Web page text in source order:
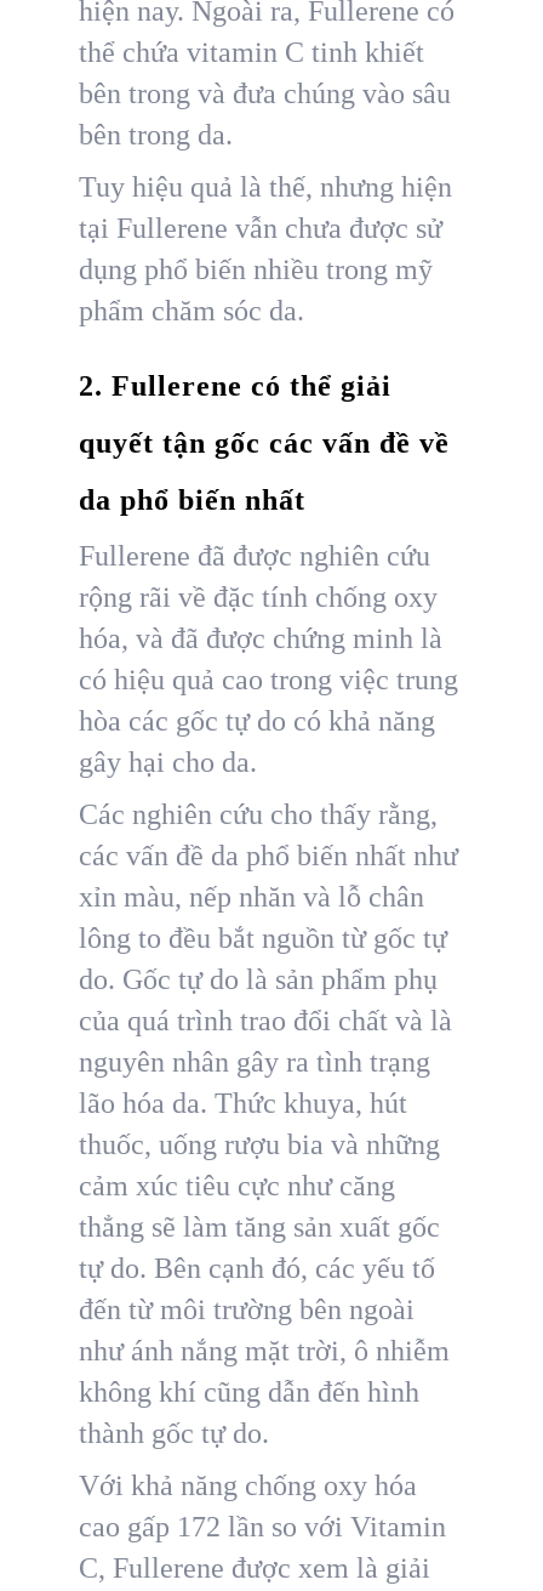
hiện nay. Ngoài ra, Fullerene có
thể chứa vitamin C tinh khiết
bên trong và đưa chúng vào sâu
bên trong da.
Tuy hiệu quả là thế, nhưng hiện
tại Fullerene vẫn chưa được sử
dụng phổ biến nhiều trong mỹ
phẩm chăm sóc da.
2. Fullerene có thể giải
quyết tận gốc các vấn đề về
da phổ biến nhất
Fullerene đã được nghiên cứu
rộng rãi về đặc tính chống oxy
hóa, và đã được chứng minh là
có hiệu quả cao trong việc trung
hòa các gốc tự do có khả năng
gây hại cho da.
Các nghiên cứu cho thấy rằng,
các vấn đề da phổ biến nhất như
xỉn màu, nếp nhăn và lỗ chân
lông to đều bắt nguồn từ gốc tự
do. Gốc tự do là sản phẩm phụ
của quá trình trao đổi chất và là
nguyên nhân gây ra tình trạng
lão hóa da. Thức khuya, hút
thuốc, uống rượu bia và những
cảm xúc tiêu cực như căng
thẳng sẽ làm tăng sản xuất gốc
tự do. Bên cạnh đó, các yếu tố
đến từ môi trường bên ngoài
như ánh nắng mặt trời, ô nhiễm
không khí cũng dẫn đến hình
thành gốc tự do.
Với khả năng chống oxy hóa
cao gấp 172 lần so với Vitamin
C, Fullerene được xem là giải